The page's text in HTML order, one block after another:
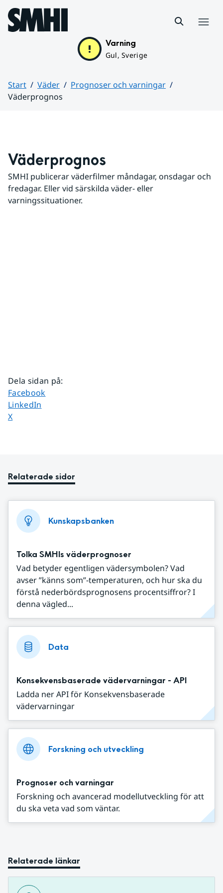
Hoppa till sidans innehåll
Varning
Gul, Sverige
Start Väder
Prognoser och varningar
Väderprognos
Väderprognos
SMHI publicerar väderfilmer måndagar, onsdagar och
fredagar. Eller vid särskilda väder- eller
varningssituationer.
Dela sidan på:
Dela sidan på
Facebook
Dela sidan på
LinkedIn
Dela sidan på
X
Relaterade sidor
Kunskapsbanken
Tolka SMHIs väderprognoser
Vad betyder egentligen vädersymbolen? Vad
avser ”känns som”-temperaturen, och hur ska du
förstå nederbördsprognosens procentsiffror? I
denna vägled...
Data
Konsekvensbaserade vädervarningar - API
Ladda ner API för Konsekvensbaserade
vädervarningar
Forskning och utveckling
Prognoser och varningar
Forskning och avancerad modellutveckling för att
du ska veta vad som väntar.
Relaterade länkar